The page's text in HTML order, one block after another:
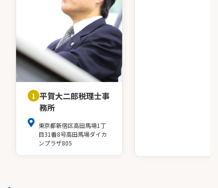
1 平賀大二郎税理士事
務所
東京都新宿区高田馬場1丁
目31番8号高田馬場ダイカ
ンプラザ805